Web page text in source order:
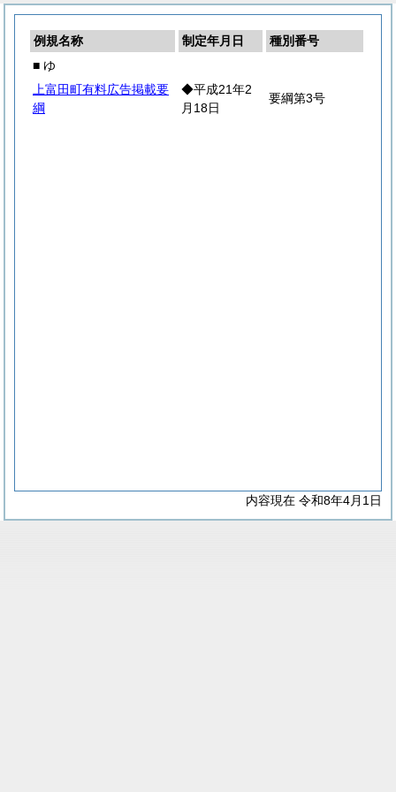
例規名称 制定年月日
種別番号
■ ゆ
上富田町有料広告掲載要
綱
◆平成21年2
月18日
要綱第3号
内容現在 令和8年4月1日